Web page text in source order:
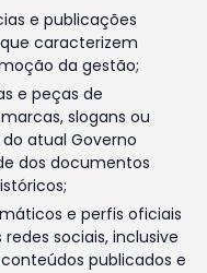
e publicações
caracterizem
da gestão;
e peças de
slogans ou
atual Governo
dos documentos
e perfis oficiais
sociais, inclusive
publicados e